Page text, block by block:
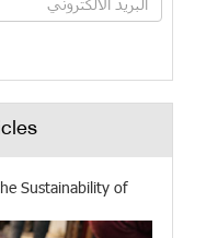
Sustainability of